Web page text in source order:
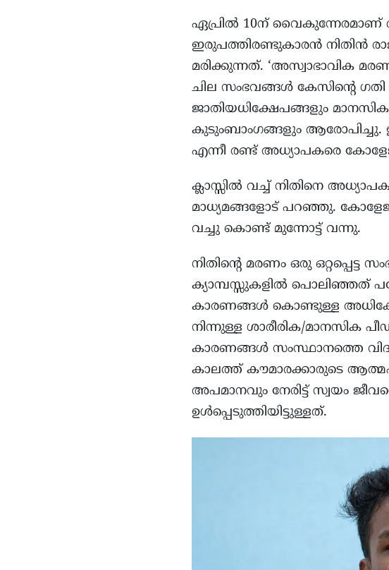
ഏപ്രിൽ 10ന് വൈകുന്നേരമാണ്
ഇരുപത്തിരണ്ടുകാരൻ നിതിൻ
മരിക്കുന്നത്. ‘അസ്വാഭാവിക
ചില സംഭവങ്ങൾ കേസിന്റെ ഗതി
ജാതിയധിക്ഷേപങ്ങളും
കുടുംബാംഗങ്ങളും ആരോപിച്ചു.
എന്നീ രണ്ട് അധ്യാപകരെ
ക്ലാസ്സിൽ വച്ച് നിതിനെ
മാധ്യമങ്ങളോട് പറഞ്ഞു.
വച്ചു കൊണ്ട് മുന്നോട്ട് വന്നു.
നിതിന്റെ മരണം ഒരു
ക്യാമ്പസ്സുകളിൽ പൊലിഞ്ഞത്
കാരണങ്ങൾ കൊണ്ടുള്ള
നിന്നുള്ള ശാരീരിക/മാനസിക
കാരണങ്ങൾ സംസ്ഥാനത്തെ
കാലത്ത് കൗമാരക്കാരുടെ
അപമാനവും നേരിട്ട് സ്വയം
ഉൾപ്പെടുത്തിയിട്ടുള്ളത്.